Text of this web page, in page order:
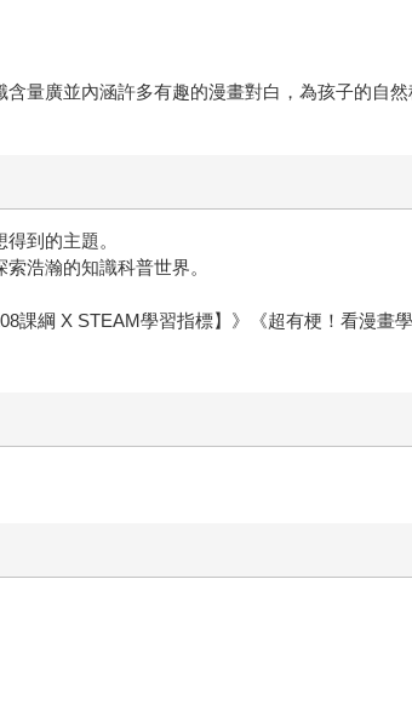
量廣並內涵許多有趣的漫畫對白，為孩子的自然
到的主題。
浩瀚的知識科普世界。
課綱 X STEAM學習指標】》《超有梗！看漫畫